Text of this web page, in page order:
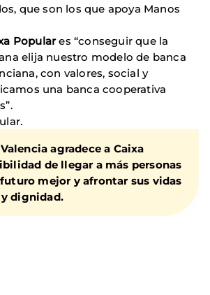
que son los que apoya Manos
Populares “conseguir que la
elija nuestro modelo de banca
con valores, social y
una banca cooperativa
agradece a Caixa
de llegar a más personas
mejor y afrontar sus vidas
y dignidad.